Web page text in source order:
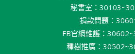
秘書室：
捐款問題：
FB官網維護：
種樹推廣：